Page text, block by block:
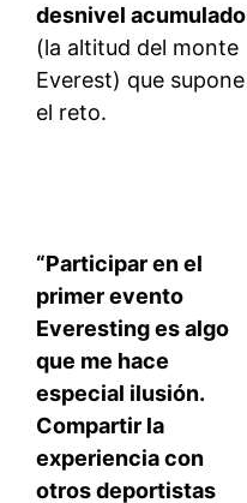
desnivel acumulado
(la altitud del monte
Everest) que supone
el reto.
“Participar en el
primer evento
Everesting es algo
que me hace
especial ilusión.
Compartir la
experiencia con
otros deportistas